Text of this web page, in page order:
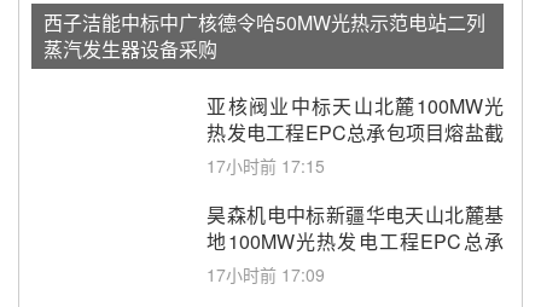
西子洁能中标中广核德令哈50MW光热示范电站二列
蒸汽发生器设备采购
亚核阀业中标天山北麓100MW光
热发电工程EPC总承包项目熔盐截
止阀、熔盐三偏心蝶阀采购
17小时前 17:15
昊森机电中标新疆华电天山北麓基
地100MW光热发电工程EPC总承
包项目熔盐介质超声波流量计采购
17小时前 17:09